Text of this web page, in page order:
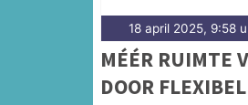
18 april 2025, 9:58
MÉÉR RUIMTE
DOOR